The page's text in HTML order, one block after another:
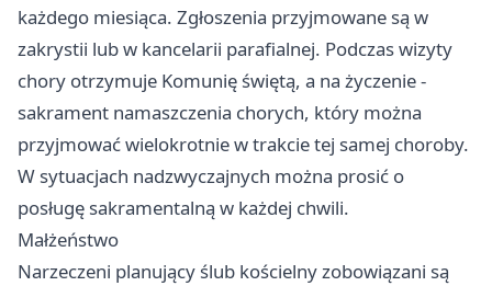
każdego miesiąca. Zgłoszenia przyjmowane są w
zakrystii lub w kancelarii parafialnej. Podczas wizyty
chory otrzymuje Komunię świętą, a na życzenie -
sakrament namaszczenia chorych, który można
przyjmować wielokrotnie w trakcie tej samej choroby.
W sytuacjach nadzwyczajnych można prosić o
posługę sakramentalną w każdej chwili.
Małżeństwo
Narzeczeni planujący ślub kościelny zobowiązani są